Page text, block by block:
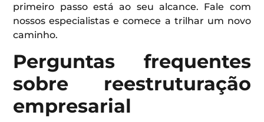
primeiro passo está ao seu alcance. Fale com
nossos especialistas e comece a trilhar um novo
caminho.
Perguntas frequentes
sobre reestruturação
empresarial